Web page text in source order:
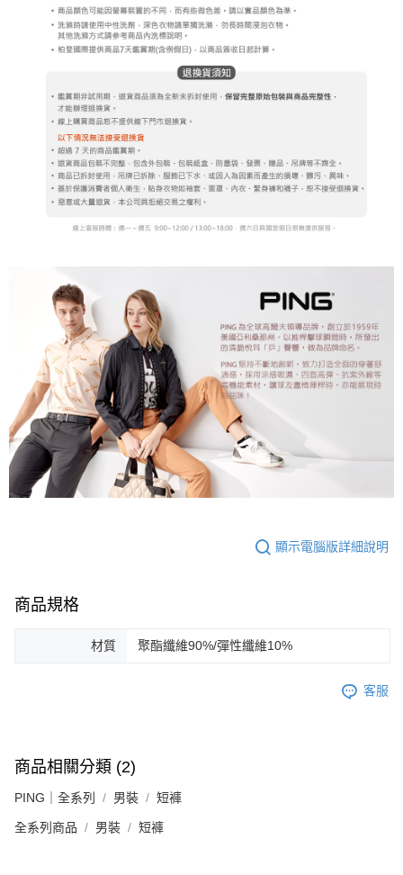
顯示電腦版詳細說明
商品規格
材質 聚酯纖維90%/彈性纖維10%
客服
商品相關分類 (2)
PING｜全系列 男裝 短褲
全系列商品 男裝 短褲